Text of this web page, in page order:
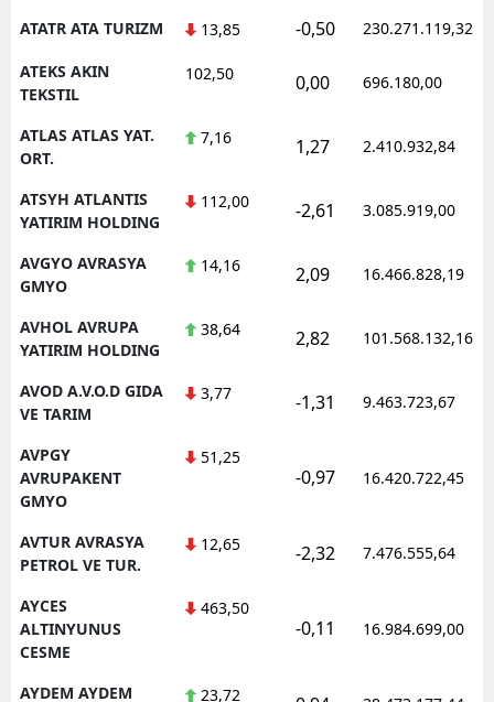
ATATR ATA TURIZM 13,85 -0,50 230.271.119,32
ATEKS AKIN
TEKSTIL
102,50 0,00 696.180,00
ATLAS ATLAS YAT.
ORT.
7,16 1,27 2.410.932,84
ATSYH ATLANTIS
YATIRIM HOLDING
112,00 -2,61 3.085.919,00
AVGYO AVRASYA
GMYO
14,16 2,09 16.466.828,19
AVHOL AVRUPA
YATIRIM HOLDING
38,64 2,82 101.568.132,16
AVOD A.V.O.D GIDA
VE TARIM
3,77 -1,31 9.463.723,67
AVPGY
AVRUPAKENT
GMYO
51,25
-0,97 16.420.722,45
AVTUR AVRASYA
PETROL VE TUR.
12,65 -2,32 7.476.555,64
AYCES
ALTINYUNUS
CESME
463,50
-0,11 16.984.699,00
AYDEM AYDEM 23,72